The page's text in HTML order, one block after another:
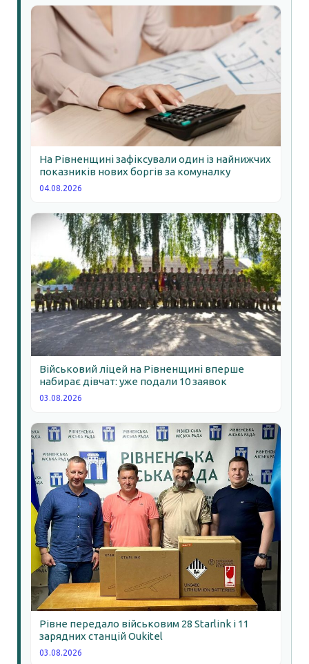
На Рівненщині зафіксували один із найнижчих
показників нових боргів за комуналку
04.08.2026
Військовий ліцей на Рівненщині вперше
набирає дівчат: уже подали 10 заявок
03.08.2026
Рівне передало військовим 28 Starlink і 11
зарядних станцій Oukitel
03.08.2026